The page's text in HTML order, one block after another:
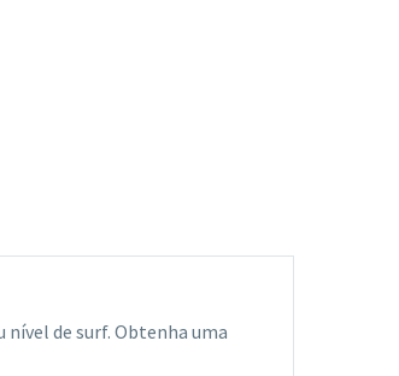
nível de surf. Obtenha uma